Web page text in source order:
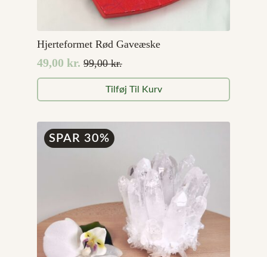
Hjerteformet Rød Gaveæske
99,00kr.
Den
oprindelige
pris
99,00 kr..
49,00 kr.
Den
aktuelle
pris
49,00 kr..
Tilføj Til Kurv
SPAR 30%